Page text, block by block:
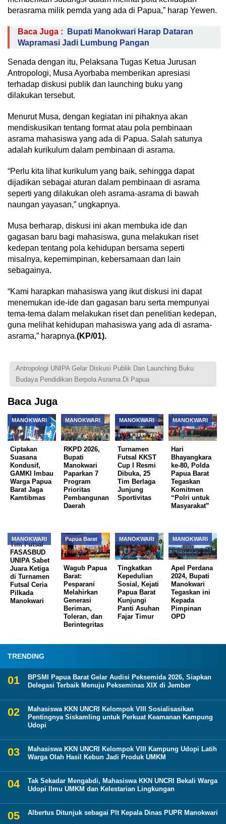
berasrama milik pemda yang ada di Papua,” harap Yewen.
Baca Juga :
Bupati Manokwari Harap Dataran
Wapramasi Jadi Lumbung Pangan
Senada dengan itu, Pelaksana Tugas Ketua Jurusan
Antropologi, Musa Ayorbaba memberikan apresiasi
terhadap diskusi publik dan launching buku yang
dilakukan tersebut.
Menurut Musa, dengan kegiatan ini pihaknya akan
mendiskusikan tentang format atau pola pembinaan
asrama mahasiswa yang ada di Papua. Salah satunya
adalah kurikulum dalam pembinaan di asrama.
“Perlu kita lihat kurikulum yang baik, sehingga dapat
dijadikan sebagai aturan dalam pembinaan di asrama
seperti yang dilakukan oleh asrama-asrama di bawah
naungan yayasan,” ungkapnya.
Musa berharap, diskusi ini akan membuka ide dan
gagasan baru bagi mahasiswa, guna melakukan riset
kedepan tentang pola kehidupan bersama seperti
misalnya, kepemimpinan, kebersamaan dan lain
sebagainya.
“Kami harapkan mahasiswa yang ikut diskusi ini dapat
menemukan ide-ide dan gagasan baru serta mempunyai
tema-tema dalam melakukan riset dan penelitian kedepan,
guna melihat kehidupan mahasiswa yang ada di asrama-
asrama,” harapnya.(KP/01).
Antropologi UNIPA Gelar Diskusi Publik Dan Launching Buku
Budaya Pendidikan Berpola Asrama Di Papua
Baca Juga
MANOKWARI
Ciptakan
Suasana
Kondusif,
GAMKI Imbau
Warga Papua
Barat Jaga
Kamtibmas
MANOKWARI
RKPD 2026,
Bupati
Manokwari
Paparkan 7
Program
Prioritas
Pembangunan
Daerah
MANOKWARI
Turnamen
Futsal KKST
Cup I Resmi
Dibuka, 25
Tim Berlaga
Junjung
Sportivitas
MANOKWARI
Hari
Bhayangkara
ke-80, Polda
Papua Barat
Tegaskan
Komitmen
“Polri untuk
Masyarakat”
MANOKWARI
Tim Futsal
FASASBUD
UNIPA Sabet
Juara Ketiga
di Turnamen
Futsal Ceria
Pilkada
Manokwari
Papua Barat
Wagub Papua
Barat:
Pesparani
Melahirkan
Generasi
Beriman,
Toleran, dan
Berintegritas
MANOKWARI
Tingkatkan
Kepedulian
Sosial, Kejati
Papua Barat
Kunjungi
Panti Asuhan
Fajar Timur
MANOKWARI
Apel Perdana
2024, Bupati
Manokwari
Tegaskan ini
Kepada
Pimpinan
OPD
TRENDING
BPSMI Papua Barat Gelar Audisi Peksemida 2026, Siapkan
Delegasi Terbaik Menuju Pekseminas XIX di Jember
Mahasiswa KKN UNCRI Kelompok VIII Sosialisasikan
Pentingnya Siskamling untuk Perkuat Keamanan Kampung
Udopi
Mahasiswa KKN UNCRI Kelompok VIII Kampung Udopi Latih
Warga Olah Hasil Kebun Jadi Produk UMKM
Tak Sekadar Mengabdi, Mahasiswa KKN UNCRI Bekali Warga
Udopi Ilmu UMKM dan Kelestarian Lingkungan
Albertus Ditunjuk sebagai Plt Kepala Dinas PUPR Manokwari